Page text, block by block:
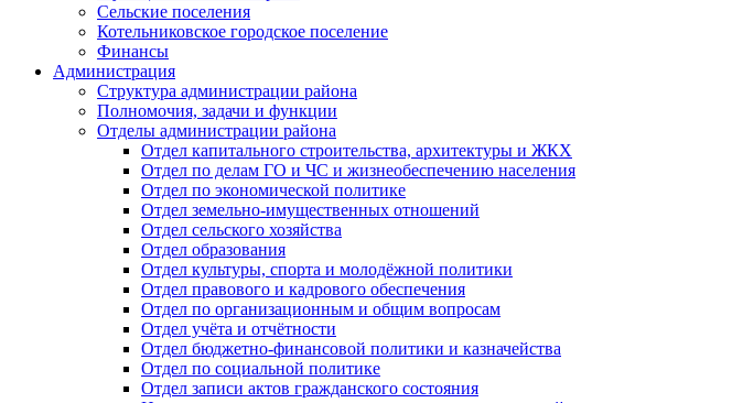
Сельские поселения
Котельниковское городское поселение
Финансы
Администрация
Структура администрации района
Полномочия, задачи и функции
Отделы администрации района
Отдел капитального строительства, архитектуры и ЖКХ
Отдел по делам ГО и ЧС и жизнеобеспечению населения
Отдел по экономической политике
Отдел земельно-имущественных отношений
Отдел сельского хозяйства
Отдел образования
Отдел культуры, спорта и молодёжной политики
Отдел правового и кадрового обеспечения
Отдел по организационным и общим вопросам
Отдел учёта и отчётности
Отдел бюджетно-финансовой политики и казначейства
Отдел по социальной политике
Отдел записи актов гражданского состояния